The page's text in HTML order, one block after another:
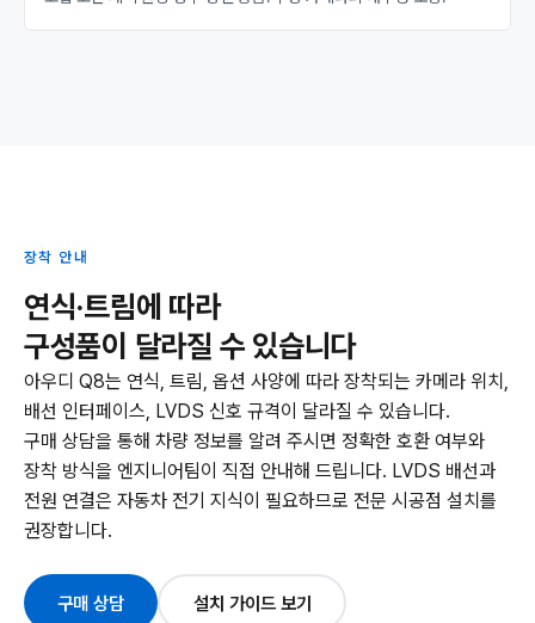
장착 안내
연식·트림에 따라
구성품이 달라질 수 있습니다
아우디 Q8는 연식, 트림, 옵션 사양에 따라 장착되는 카메라 위치,
배선 인터페이스, LVDS 신호 규격이 달라질 수 있습니다.
구매 상담을 통해 차량 정보를 알려 주시면 정확한 호환 여부와
장착 방식을 엔지니어팀이 직접 안내해 드립니다. LVDS 배선과
전원 연결은 자동차 전기 지식이 필요하므로 전문 시공점 설치를
권장합니다.
구매 상담 설치 가이드 보기